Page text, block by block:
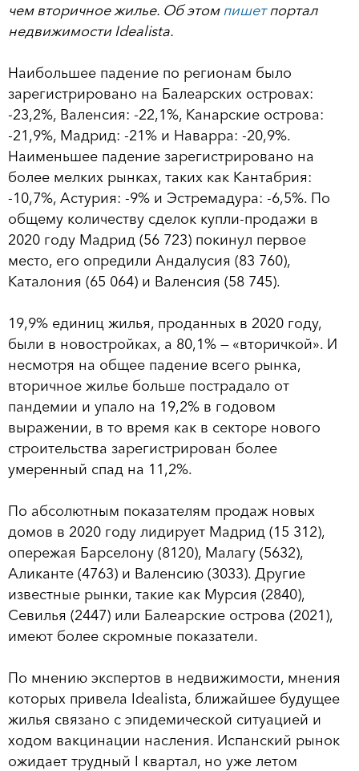
чем вторичное жилье. Об этомпишетпортал
недвижимости Idealista.
Наибольшее падение по регионам было
зарегистрировано на Балеарских островах:
-23,2%, Валенсия: -22,1%, Канарские острова:
-21,9%, Мадрид: -21% и Наварра: -20,9%.
Наименьшее падение зарегистрировано на
более мелких рынках, таких как Кантабрия:
-10,7%, Астурия: -9% и Эстремадура: -6,5%. По
общему количеству сделок купли-продажи в
2020 году Мадрид (56 723) покинул первое
место, его опредили Андалусия (83 760),
Каталония (65 064) и Валенсия (58 745).
19,9% единиц жилья, проданных в 2020 году,
были в новостройках, а 80,1% — «вторичкой». И
несмотря на общее падение всего рынка,
вторичное жилье больше пострадало от
пандемии и упало на 19,2% в годовом
выражении, в то время как в секторе нового
строительства зарегистрирован более
умеренный спад на 11,2%.
По абсолютным показателям продаж новых
домов в 2020 году лидирует Мадрид (15 312),
опережая Барселону (8120), Малагу (5632),
Аликанте (4763) и Валенсию (3033). Другие
известные рынки, такие как Мурсия (2840),
Севилья (2447) или Балеарские острова (2021),
имеют более скромные показатели.
По мнению экспертов в недвижимости, мнения
которых привела Idealista, ближайшее будущее
жилья связано с эпидемической ситуацией и
ходом вакцинации насления. Испанский рынок
ожидает трудный I квартал, но уже летом